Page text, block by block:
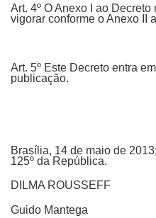
Art. 4º O Anexo I ao
vigorar conforme o Anexo II
Art. 5º Este Decreto entra
publicação.
Brasília, 14 de maio de
125º da República.
DILMA ROUSSEFF
Guido Mantega